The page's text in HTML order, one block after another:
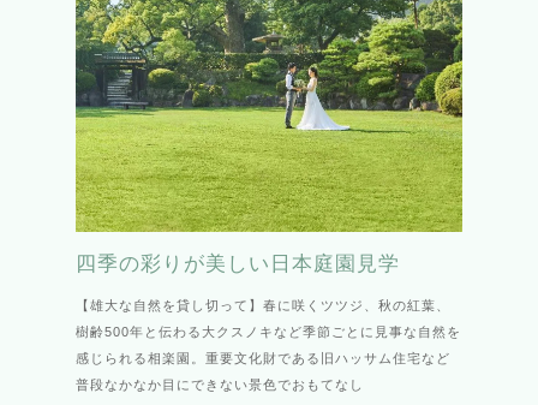
四季の彩りが美しい日本庭園見学
【雄大な自然を貸し切って】春に咲くツツジ、秋の紅葉、
樹齢500年と伝わる大クスノキなど季節ごとに見事な自然を
感じられる相楽園。重要文化財である旧ハッサム住宅など
普段なかなか目にできない景色でおもてなし